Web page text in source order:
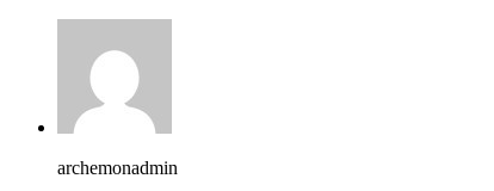
archemonadmin